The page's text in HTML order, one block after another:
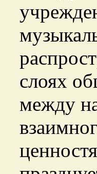
слоях
между